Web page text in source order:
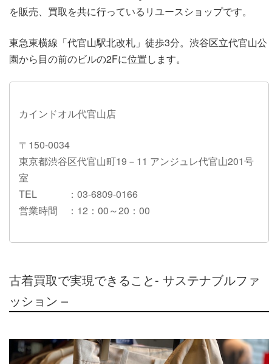
を販売、買取を共に行っているリユースショップです。
東急東横線「代官山駅北改札」徒歩3分。渋谷区立代官山公
園から目の前のビルの2Fに位置します。
カインドオル代官山店
〒150-0034
東京都渋谷区代官山町19－11 アンジュレ代官山201号
室
TEL
：03-6809-0166
営業時間
：12：00～20：00
古着買取で実現できること- サステナブルファ
ッション –